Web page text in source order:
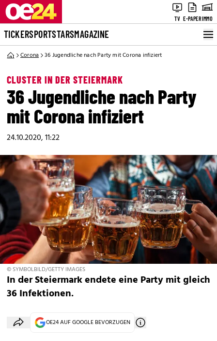
TV E-PAPERIMMO
TICKERSPORTSTARSMAGAZINE
Corona 36 Jugendliche nach Party mit Corona infiziert
CLUSTER IN DER STEIERMARK
36 Jugendliche nach Party
mit Corona infiziert
24.10.2020, 11:22
© SYMBOLBILD/GETTY IMAGES
In der Steiermark endete eine Party mit gleich
36 Infektionen.
OE24 AUF GOOGLE BEVORZUGEN